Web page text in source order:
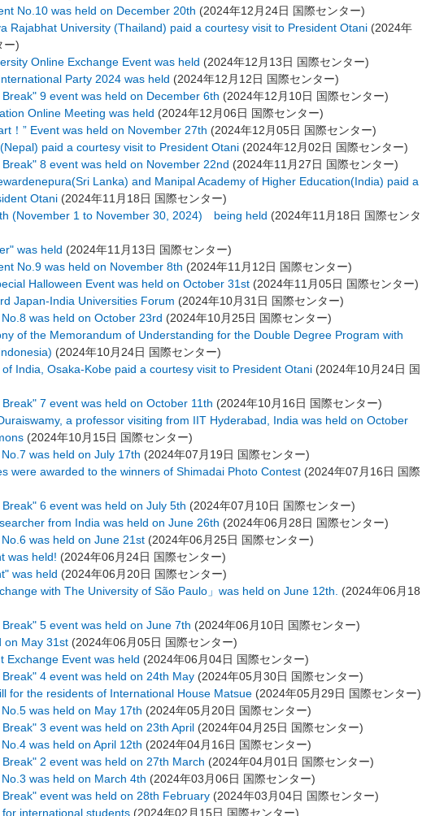
No.10 was held on December 20th (2024年12月24日 国際センター)
Rajabhat University (Thailand) paid a courtesy visit to President Otani(2024年
ー)
Online Exchange Event was held (2024年12月13日 国際センター)
Party 2024 was held (2024年12月12日 国際センター)
9 event was held on December 6th (2024年12月10日 国際センター)
Online Meeting was held (2024年12月06日 国際センター)
！” Event was held on November 27th (2024年12月05日 国際センター)
paid a courtesy visit to President Otani(2024年12月02日 国際センター)
8 event was held on November 22nd (2024年11月27日 国際センター)
Lanka) and Manipal Academy of Higher Education(India) paid a
Otani(2024年11月18日 国際センター)
(November 1 to November 30, 2024) being held (2024年11月18日 国際センタ
was held (2024年11月13日 国際センター)
No.9 was held on November 8th (2024年11月12日 国際センター)
Halloween Event was held on October 31st(2024年11月05日 国際センター)
Japan-India Universities Forum (2024年10月31日 国際センター)
was held on October 23rd (2024年10月25日 国際センター)
of the Memorandum of Understanding for the Double Degree Program with
(2024年10月24日 国際センター)
India, Osaka-Kobe paid a courtesy visit to President Otani(2024年10月24日 国
7 event was held on October 11th (2024年10月16日 国際センター)
a professor visiting from IIT Hyderabad, India was held on October
(2024年10月15日 国際センター)
was held on July 17th (2024年07月19日 国際センター)
were awarded to the winners of Shimadai Photo Contest(2024年07月16日 国際
6 event was held on July 5th (2024年07月10日 国際センター)
from India was held on June 26th (2024年06月28日 国際センター)
was held on June 21st(2024年06月25日 国際センター)
was held! (2024年06月24日 国際センター)
was held (2024年06月20日 国際センター)
with The University of São Paulo」was held on June 12th.
(2024年06月18
5 event was held on June 7th (2024年06月10日 国際センター)
on May 31st(2024年06月05日 国際センター)
Exchange Event was held (2024年06月04日 国際センター)
4 event was held on 24th May(2024年05月30日 国際センター)
for the residents of International House Matsue(2024年05月29日 国際センター)
was held on May 17th (2024年05月20日 国際センター)
3 event was held on 23th April(2024年04月25日 国際センター)
was held on April 12th (2024年04月16日 国際センター)
2 event was held on 27th March (2024年04月01日 国際センター)
was held on March 4th (2024年03月06日 国際センター)
event was held on 28th February(2024年03月04日 国際センター)
international students (2024年02月15日 国際センター)